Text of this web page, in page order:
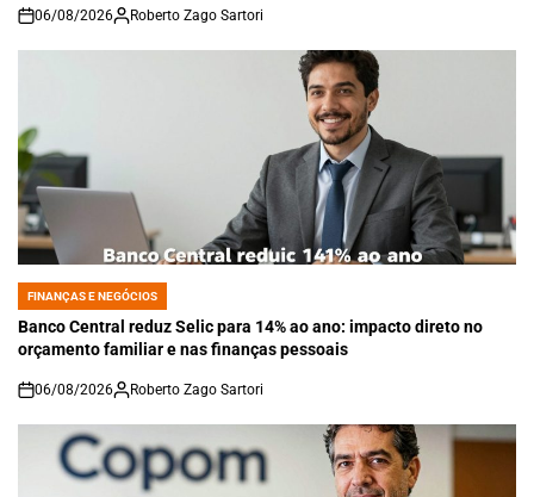
on
06/08/2026 Roberto Zago Sartori
POSTED
IN
FINANÇAS E NEGÓCIOS
Banco Central reduz Selic para 14% ao ano: impacto direto no
orçamento familiar e nas finanças pessoais
on
06/08/2026 Roberto Zago Sartori